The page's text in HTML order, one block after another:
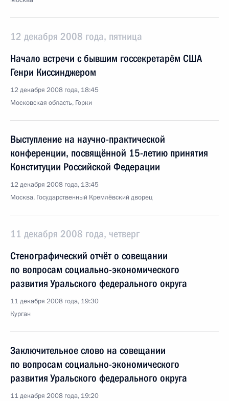
12 декабря 2008 года, пятница
Начало встречи с бывшим госсекретарём США
Генри Киссинджером
12 декабря 2008 года, 18:45
Московская область, Горки
Выступление на научно-практической
конференции, посвящённой 15-летию принятия
Конституции Российской Федерации
12 декабря 2008 года, 13:45
Москва, Государственный Кремлёвский дворец
11 декабря 2008 года, четверг
Стенографический отчёт о совещании
по вопросам социально-экономического
развития Уральского федерального округа
11 декабря 2008 года, 19:30
Курган
Заключительное слово на совещании
по вопросам социально-экономического
развития Уральского федерального округа
11 декабря 2008 года, 19:20